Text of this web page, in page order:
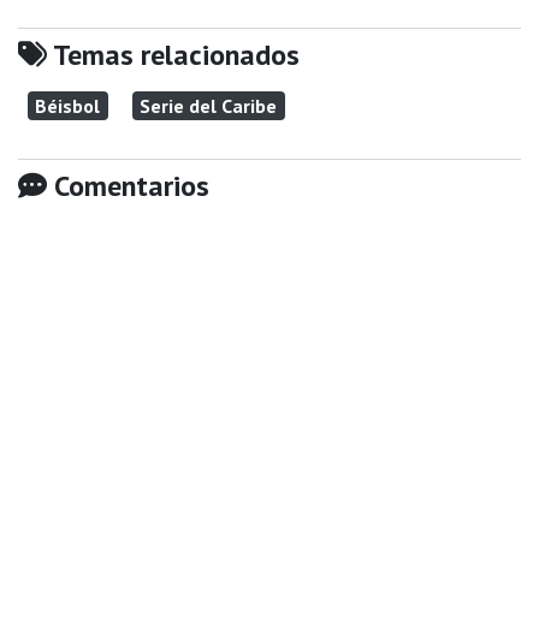
Temas relacionados
Béisbol Serie del Caribe
Comentarios